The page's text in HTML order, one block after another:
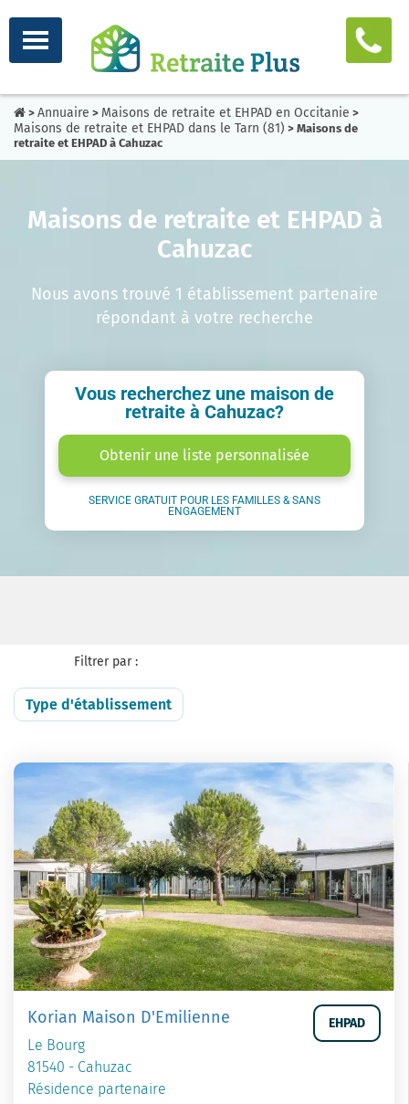
> Annuaire > Maisons de retraite et EHPAD en Occitanie >
Maisons de retraite et EHPAD dans le Tarn (81) > Maisons de
retraite et EHPAD à Cahuzac
Maisons de retraite et EHPAD à
Cahuzac
Nous avons trouvé 1 établissement partenaire
répondant à votre recherche
Vous recherchez une maison de
retraite à Cahuzac?
Obtenir une liste personnalisée
SERVICE GRATUIT POUR LES FAMILLES & SANS
ENGAGEMENT
Filtrer par :
Type d'établissement
Korian Maison D'Emilienne
Le Bourg
81540 - Cahuzac
Résidence partenaire
EHPAD